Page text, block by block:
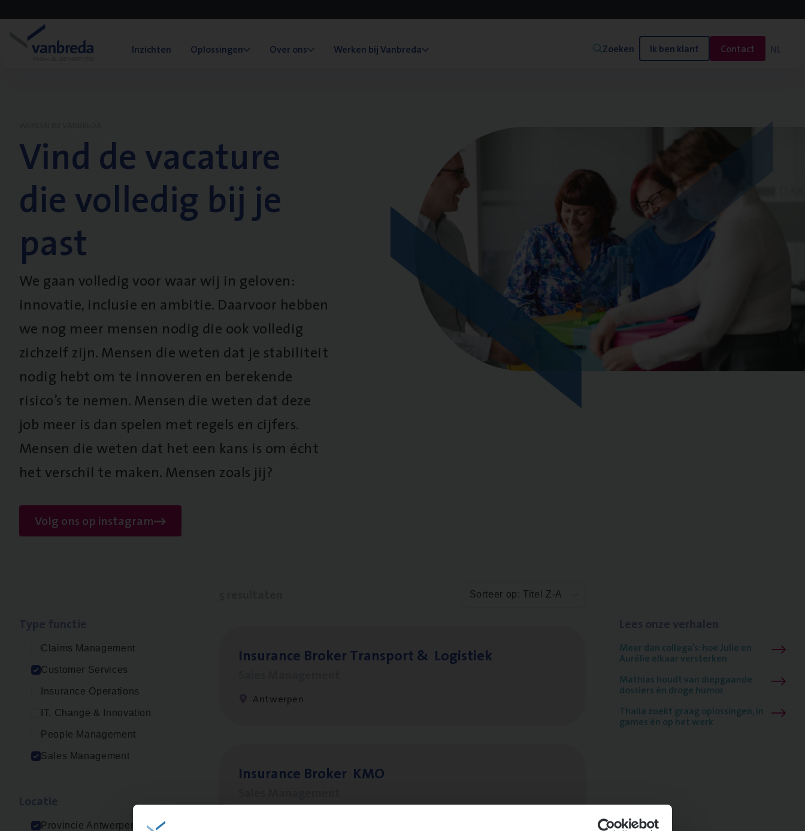
Inzichten Oplossingen Over ons Werken bij Vanbreda Zoeken Ik ben klant Contact NL
Vind de vacature
die volledig bij je
past
We gaan volledig voor waar wij in geloven:
innovatie, inclusie en ambitie. Daarvoor hebben
we nog meer mensen nodig die ook volledig
zichzelf zijn. Mensen die weten dat je stabiliteit
nodig hebt om te innoveren en berekende
risico’s te nemen. Mensen die weten dat deze
job meer is dan spelen met regels en cijfers.
Mensen die weten dat het een kans is om écht
het verschil te maken. Mensen zoals jij?
Volg ons op instagram
Claims Management
Customer Services
Insurance Operations
IT, Change & Innovation
People Management
Sales Management
Provincie Antwerpen
Sorteer op: Titel Z-A
Insu­ran­ce Bro­ker Trans­port& Logistiek
Antwerpen
Insu­ran­ce Bro­ker KMO
Meer dan collega’s: hoe Julie en
Aurélie elkaar versterken
Mathias houdt van diepgaande
dossiers én droge humor
Thalia zoekt graag oplossingen, in
games én op het werk